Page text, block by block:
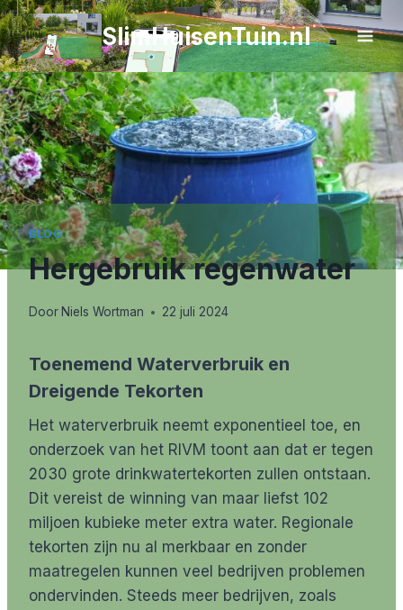
Doorgaan
naar
inhoud
SlimHuisenTuin.nl
BLOG
Hergebruik regenwater
Door Niels Wortman 22 juli 2024
Toenemend Waterverbruik en
Dreigende Tekorten
Het waterverbruik neemt exponentieel toe, en
onderzoek van het RIVM toont aan dat er tegen
2030 grote drinkwatertekorten zullen ontstaan.
Dit vereist de winning van maar liefst 102
miljoen kubieke meter extra water. Regionale
tekorten zijn nu al merkbaar en zonder
maatregelen kunnen veel bedrijven problemen
ondervinden. Steeds meer bedrijven, zoals